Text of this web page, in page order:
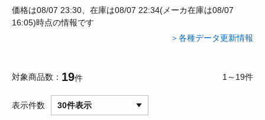
価格は08/07 23:30、在庫は08/07 22:34(メーカ在庫は08/07
16:05)時点の情報です
＞各種データ更新情報
対象商品数 19件 1～19件
表示件数 30件表示